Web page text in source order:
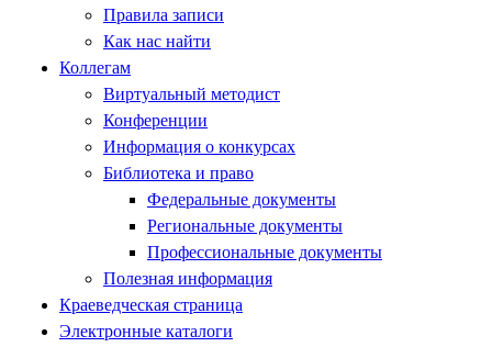
Правила записи
Как нас найти
Коллегам
Виртуальный методист
Конференции
Информация о конкурсах
Библиотека и право
Федеральные документы
Региональные документы
Профессиональные документы
Полезная информация
Краеведческая страница
Электронные каталоги